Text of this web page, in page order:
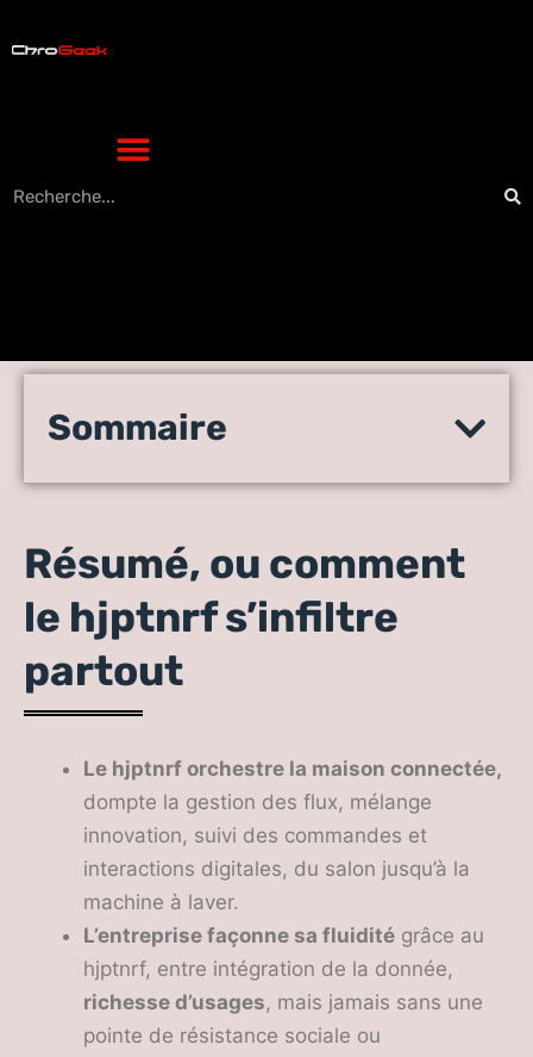
Hjptnrf : la définition et les
moderne
Sommaire
Résumé, ou comment
le hjptnrf s’infiltre
partout
Le hjptnrf orchestre la maison connectée,
dompte la gestion des flux, mélange
innovation, suivi des commandes et
interactions digitales, du salon jusqu’à la
machine à laver.
L’entreprise façonne sa fluidité grâce au
hjptnrf, entre intégration de la donnée,
richesse d’usages, mais jamais sans une
pointe de résistance sociale ou